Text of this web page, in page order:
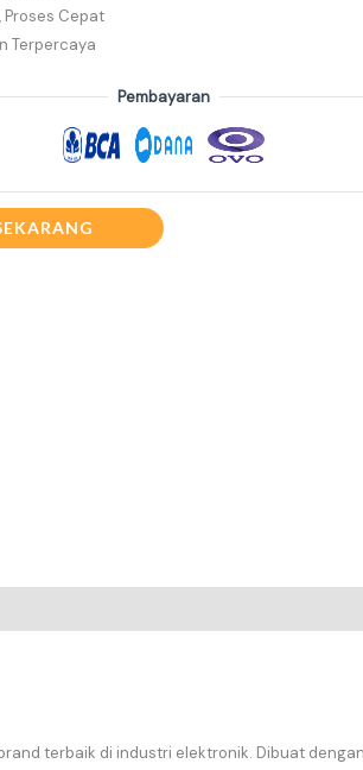
Proses Cepat
Terpercaya
Pembayaran
terbaik di industri elektronik. Dibuat